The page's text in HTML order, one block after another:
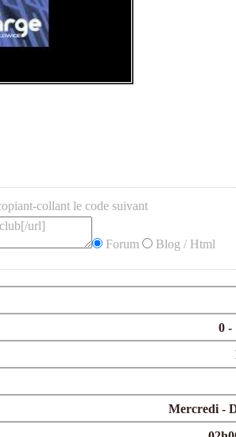
collant le code suivant
Forum Blog / Html
0 -
Mercredi -